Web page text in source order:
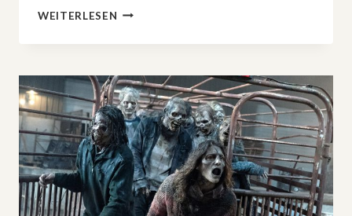
WEITERLESEN »THE
DEAD:
CITY«:
STAFFEL
2
SOLL
IM
FRÜHJAHR
KOMMEN